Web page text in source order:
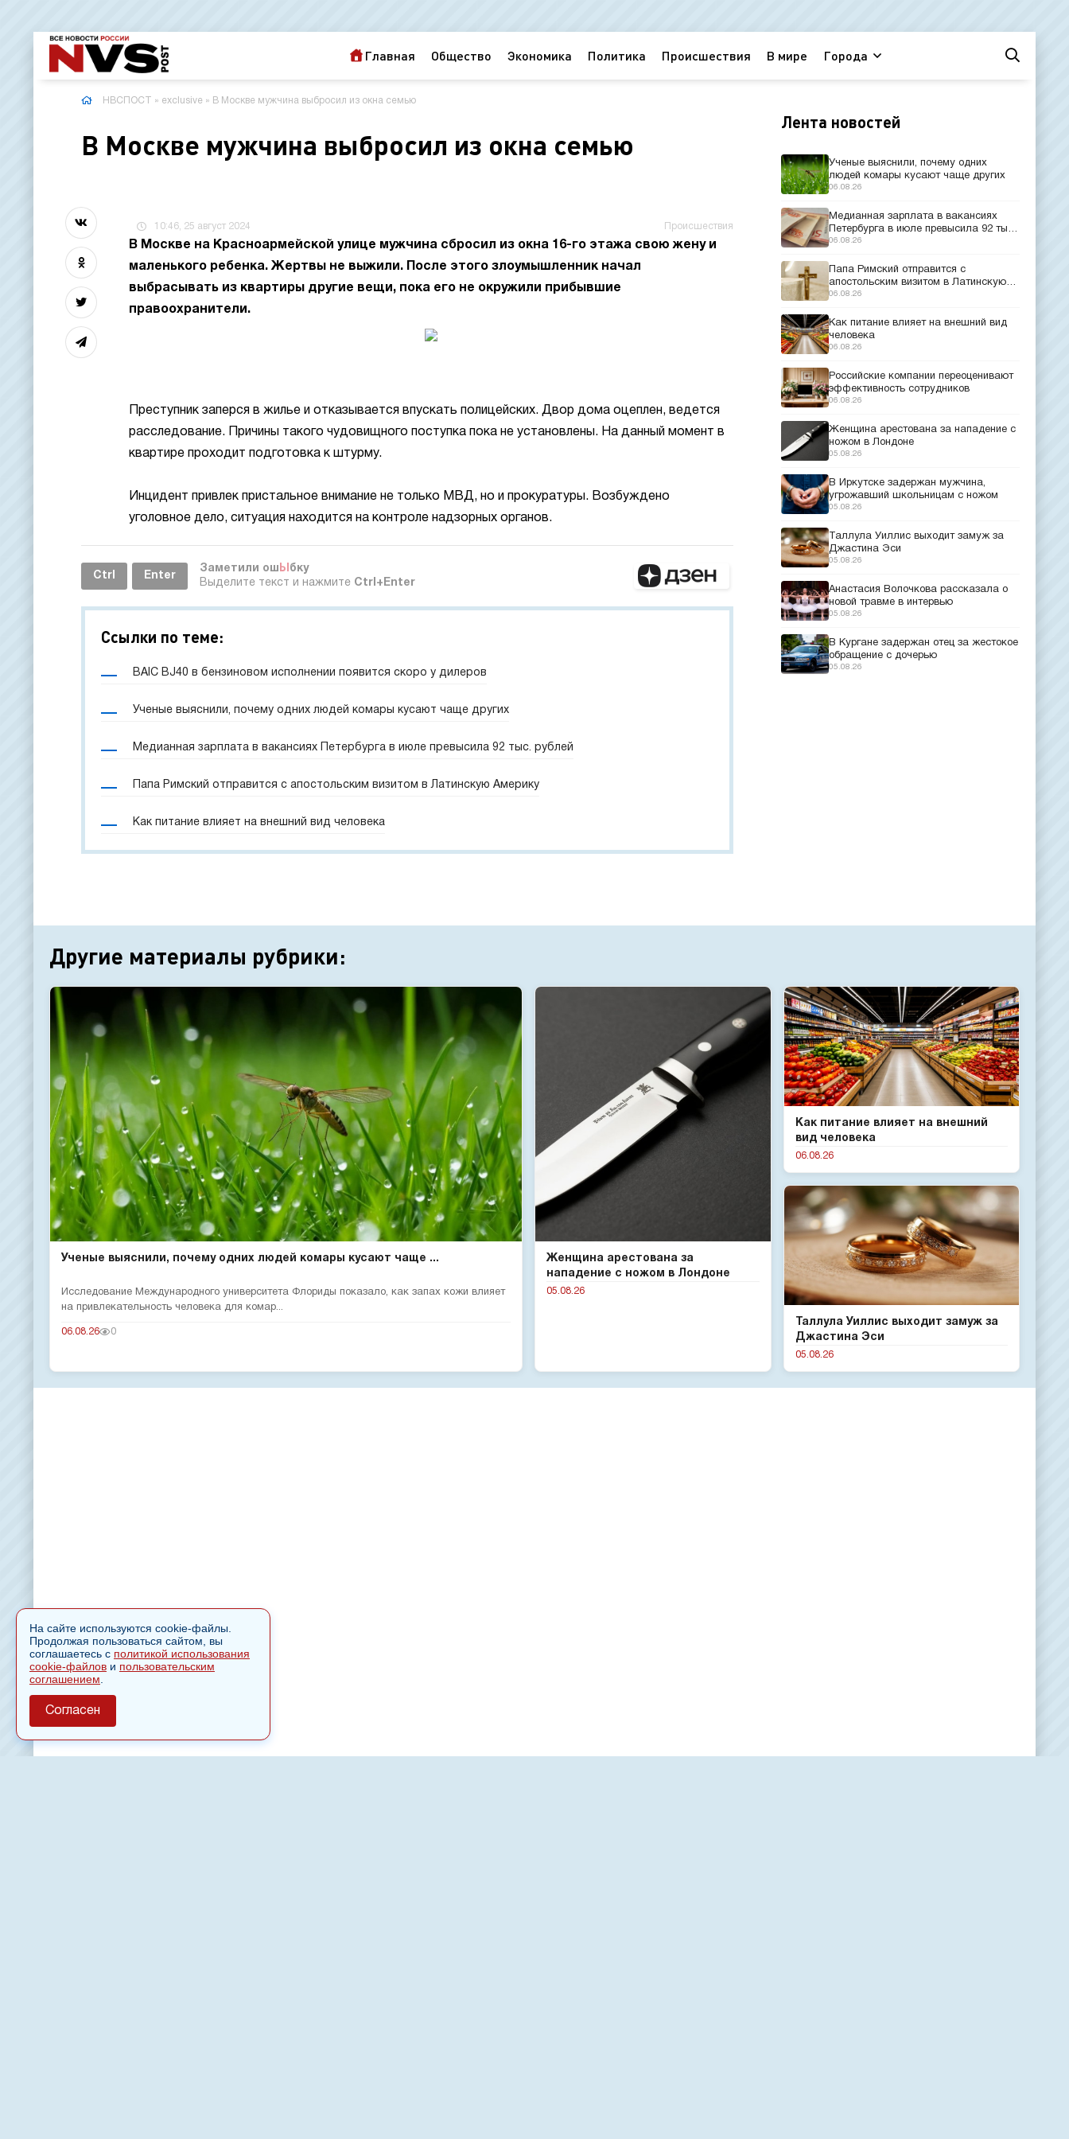
Главная Общество Экономика Политика Происшествия В мире Города
НВСПОСТ » exclusive » В Москве мужчина выбросил из окна семью
В Москве мужчина выбросил из окна семью
10:46, 25 август 2024 Происшествия
В Москве на Красноармейской улице мужчина сбросил из окна 16-го этажа свою жену и
маленького ребенка. Жертвы не выжили. После этого злоумышленник начал
выбрасывать из квартиры другие вещи, пока его не окружили прибывшие
правоохранители.
Преступник заперся в жилье и отказывается впускать полицейских. Двор дома оцеплен, ведется
расследование. Причины такого чудовищного поступка пока не установлены. На данный момент в
квартире проходит подготовка к штурму.
Инцидент привлек пристальное внимание не только МВД, но и прокуратуры. Возбуждено
уголовное дело, ситуация находится на контроле надзорных органов.
Ctrl Enter
Заметили ош Ы бку
Выделите текст и нажмите Ctrl+Enter
Ссылки по теме:
BAIC BJ40 в бензиновом исполнении появится скоро у дилеров
Ученые выяснили, почему одних людей комары кусают чаще других
Медианная зарплата в вакансиях Петербурга в июле превысила 92 тыс. рублей
Папа Римский отправится с апостольским визитом в Латинскую Америку
Как питание влияет на внешний вид человека
Лента новостей
Ученые выяснили, почему одних
людей комары кусают чаще других
06.08.26
Медианная зарплата в вакансиях
Петербурга в июле превысила 92 тыс.
рублей
06.08.26
Папа Римский отправится с
апостольским визитом в Латинскую
Америку
06.08.26
Как питание влияет на внешний вид
человека
06.08.26
Российские компании переоценивают
эффективность сотрудников
06.08.26
Женщина арестована за нападение с
ножом в Лондоне
05.08.26
В Иркутске задержан мужчина,
угрожавший школьницам с ножом
05.08.26
Таллула Уиллис выходит замуж за
Джастина Эси
05.08.26
Анастасия Волочкова рассказала о
новой травме в интервью
05.08.26
В Кургане задержан отец за жестокое
обращение с дочерью
05.08.26
Другие материалы рубрики:
Ученые выяснили, почему одних людей комары кусают чаще ...
Исследование Международного университета Флориды показало, как запах кожи влияет
на привлекательность человека для комар...
06.08.26 0
Как питание влияет на внешний
вид человека
06.08.26
Женщина арестована за
нападение с ножом в Лондоне
05.08.26
Таллула Уиллис выходит замуж за
Джастина Эси
05.08.26
На сайте используются cookie-файлы.
Продолжая пользоваться сайтом, вы
соглашаетесь с политикой использования
cookie-файлов и пользовательским
соглашением
Согласен